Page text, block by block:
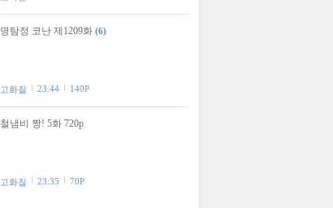
명탐정 코난 제1209화 (6)
고화질 23:44 140P
철냄비 짱! 5화 720p
고화질 23:35 70P